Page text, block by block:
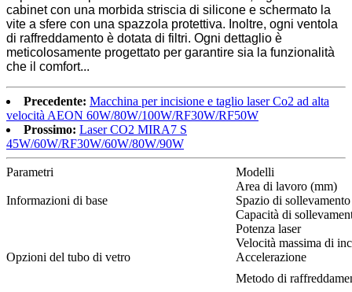
cabinet con una morbida striscia di silicone e schermato la
vite a sfere con una spazzola protettiva. Inoltre, ogni ventola
di raffreddamento è dotata di filtri. Ogni dettaglio è
meticolosamente progettato per garantire sia la funzionalità
che il comfort...
Precedente: Macchina per incisione e taglio laser Co2 ad alta
velocità AEON 60W/80W/100W/RF30W/RF50W
Prossimo: Laser CO2 MIRA7 S
45W/60W/RF30W/60W/80W/90W
Parametri Modelli
Informazioni di base
Area di lavoro (mm)
Spazio di
Capacità di
Opzioni del tubo di vetro
Potenza laser
Velocità massima di
Accelerazione
Metodo di